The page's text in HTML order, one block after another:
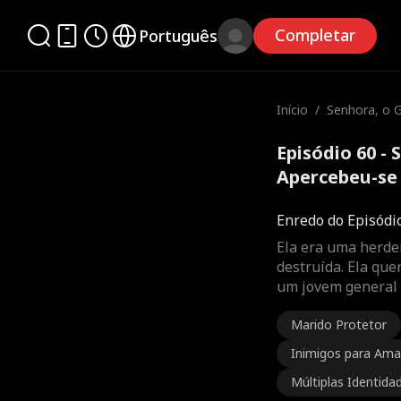
Português Completar
Início / Senhora, o
Episódio 60 -
Apercebeu-
Enredo do
Ela era uma
destruída. Ela
um jovem
Marido Protetor
Inimigos para
Múltiplas